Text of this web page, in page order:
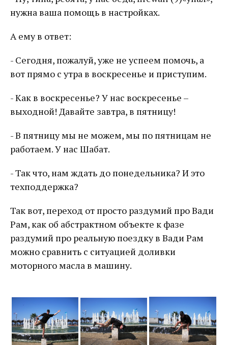
нужна ваша помощь в настройках.
А ему в ответ:
- Сегодня, пожалуй, уже не успеем помочь, а
вот прямо с утра в воскресенье и приступим.
- Как в воскресенье? У нас воскресенье –
выходной! Давайте завтра, в пятницу!
- В пятницу мы не можем, мы по пятницам не
работаем. У нас Шабат.
- Так что, нам ждать до понедельника? И это
техподдержка?
Так вот, переход от просто раздумий про Вади
Рам, как об абстрактном объекте к фазе
раздумий про реальную поездку в Вади Рам
можно сравнить с ситуацией доливки
моторного масла в машину.